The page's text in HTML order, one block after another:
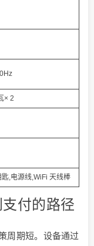
× 2
,电源线,WiFi 天线棒
付的路径
周期短。设备通过